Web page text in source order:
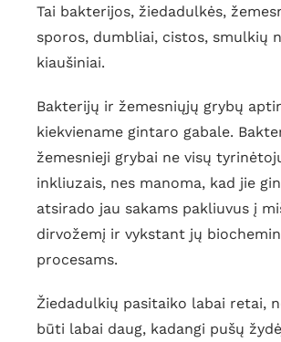
Tai bakterijos, žiedadulkės,
sporos, dumbliai, cistos, smulkių
kiaušiniai.
Bakterijų ir žemesniųjų grybų
kiekviename gintaro gabale.
žemesnieji grybai ne visų
inkliuzais, nes manoma, kad jie
atsirado jau sakams pakliuvus į
dirvožemį ir vykstant jų
procesams.
Žiedadulkių pasitaiko labai retai,
būti labai daug, kadangi pušų